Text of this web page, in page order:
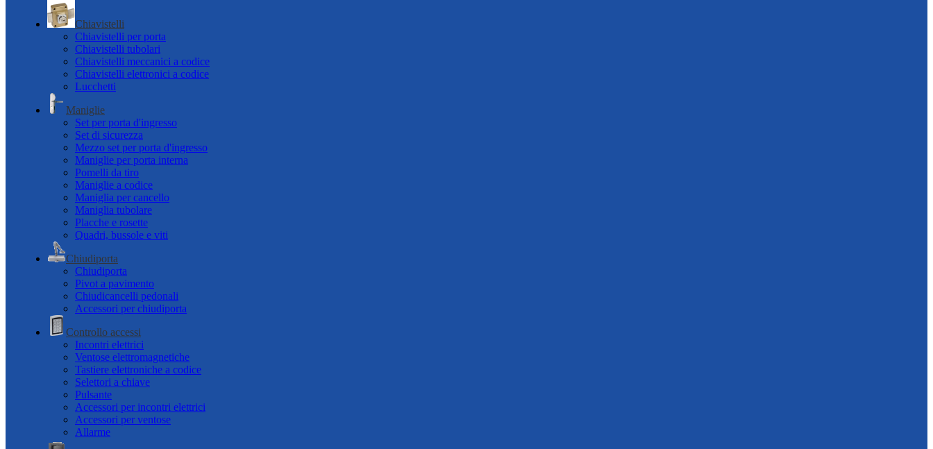
Chiavistelli
Chiavistelli per porta
Chiavistelli tubolari
Chiavistelli meccanici a codice
Chiavistelli elettronici a codice
Lucchetti
Maniglie
Set per porta d'ingresso
Set di sicurezza
Mezzo set per porta d'ingresso
Maniglie per porta interna
Pomelli da tiro
Maniglie a codice
Maniglia per cancello
Maniglia tubolare
Placche e rosette
Quadri, bussole e viti
Chiudiporta
Chiudiporta
Pivot a pavimento
Chiudicancelli pedonali
Accessori per chiudiporta
Controllo accessi
Incontri elettrici
Ventose elettromagnetiche
Tastiere elettroniche a codice
Selettori a chiave
Pulsante
Accessori per incontri elettrici
Accessori per ventose
Allarme